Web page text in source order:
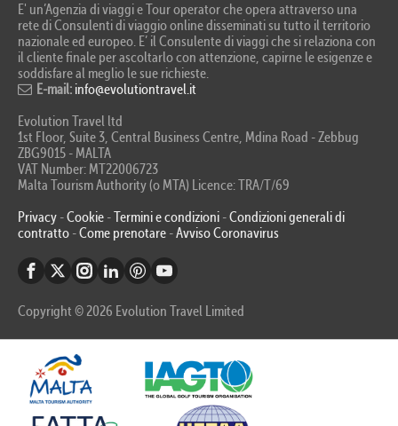
E' un’Agenzia di viaggi e Tour operator che opera attraverso una
rete di Consulenti di viaggio online disseminati su tutto il territorio
nazionale ed europeo. E’ il Consulente di viaggi che si relaziona con
il cliente finale per ascoltarlo con attenzione, capirne le esigenze e
soddisfare al meglio le sue richieste.
E-mail: info@evolutiontravel.it
Evolution Travel ltd
1st Floor, Suite 3, Central Business Centre, Mdina Road - Zebbug
ZBG9015 - MALTA
VAT Number: MT22006723
Malta Tourism Authority (o MTA) Licence: TRA/T/69
Privacy -Cookie -Termini e condizioni -Condizioni generali di
contratto -Come prenotare -Avviso Coronavirus
Copyright © 2026 Evolution Travel Limited